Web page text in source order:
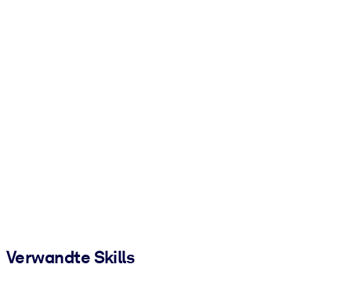
Verwandte Skills